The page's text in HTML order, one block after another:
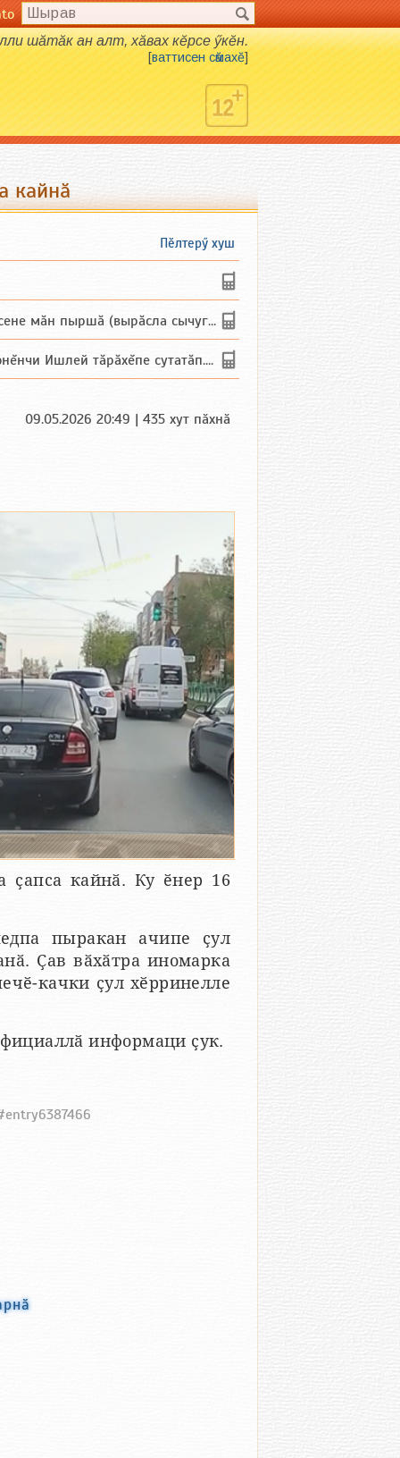
шӑтӑк ан алт, хӑвах кӗрсе ӳкӗн.
[ваттисен сӑмахӗ]
кайнӑ
Пӗлтерӳ хуш
мăн пыршă (вырăсла сычуг) ...
Ишлей тăрăхĕпе сутатăп. Ха...
09.05.2026 20:49 | 435 хут пӑхнӑ
кайнӑ. Ку ӗнер 16
пыракан ачипе ҫул
Ҫав вӑхӑтра иномарка
качки ҫул хӗрринелле
информаци ҫук.